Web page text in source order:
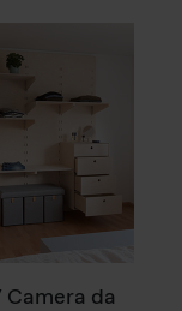
Camera da